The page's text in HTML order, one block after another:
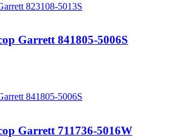
823108-5013S
Garrett 841805-5006S
841805-5006S
Garrett 711736-5016W